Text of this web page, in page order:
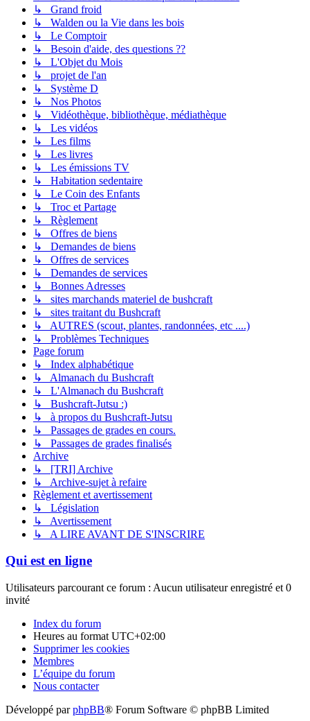
↳ Grand froid
↳ Walden ou la Vie dans les bois
↳ Le Comptoir
↳ Besoin d'aide, des questions ??
↳ L'Objet du Mois
↳ projet de l'an
↳ Système D
↳ Nos Photos
↳ Vidéothèque, bibliothèque, médiathèque
↳ Les vidéos
↳ Les films
↳ Les livres
↳ Les émissions TV
↳ Habitation sedentaire
↳ Le Coin des Enfants
↳ Troc et Partage
↳ Règlement
↳ Offres de biens
↳ Demandes de biens
↳ Offres de services
↳ Demandes de services
↳ Bonnes Adresses
↳ sites marchands materiel de bushcraft
↳ sites traitant du Bushcraft
↳ AUTRES (scout, plantes, randonnées, etc ....)
↳ Problèmes Techniques
Page forum
↳ Index alphabétique
↳ Almanach du Bushcraft
↳ L'Almanach du Bushcraft
↳ Bushcraft-Jutsu :)
↳ à propos du Bushcraft-Jutsu
↳ Passages de grades en cours.
↳ Passages de grades finalisés
Archive
↳ [TRI] Archive
↳ Archive-sujet à refaire
Règlement et avertissement
↳ Législation
↳ Avertissement
↳ A LIRE AVANT DE S'INSCRIRE
Qui est en ligne
Utilisateurs parcourant ce forum : Aucun utilisateur enregistré et 0
invité
Index du forum
Heures au format UTC+02:00
Supprimer les cookies
Membres
L’équipe du forum
Nous contacter
Développé parphpBB® Forum Software © phpBB Limited